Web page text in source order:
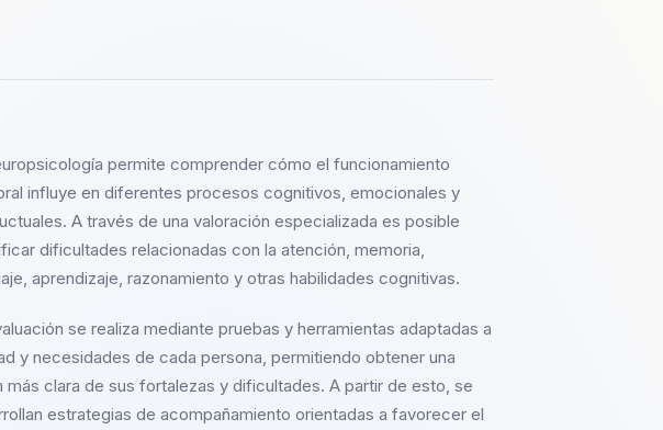
permite comprender cómo el funcionamiento
influye en diferentes procesos cognitivos, emocionales y
A través de una valoración especializada es posible
dificultades relacionadas con la atención, memoria,
aprendizaje, razonamiento y otras habilidades cognitivas.
se realiza mediante pruebas y herramientas adaptadas a
y necesidades de cada persona, permitiendo obtener una
más clara de sus fortalezas y dificultades. A partir de esto, se
estrategias de acompañamiento orientadas a favorecer el